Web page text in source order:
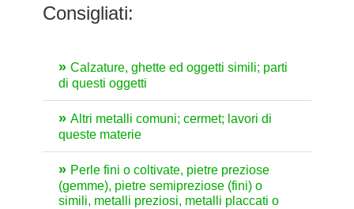
Consigliati:
Calzature, ghette ed oggetti simili; parti
di questi oggetti
Altri metalli comuni; cermet; lavori di
queste materie
Perle fini o coltivate, pietre preziose
(gemme), pietre semipreziose (fini) o
simili, metalli preziosi, metalli placcati o